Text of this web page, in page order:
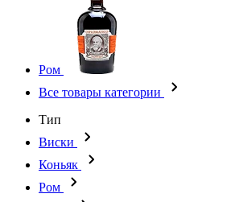
Ром
Все товары категории
Тип
Виски
Коньяк
Ром